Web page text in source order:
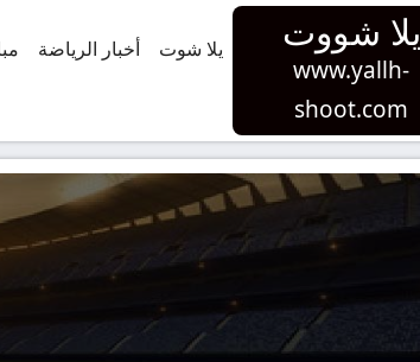
يلا شووت
www.yallh-
shoot.com
يلا شوت أخبار الرياضة